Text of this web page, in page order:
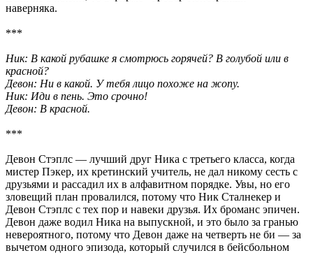
наверняка.
***
Ник: В какой рубашке я смотрюсь горячей? В голубой или в
красной?
Девон: Ни в какой. У тебя лицо похоже на жопу.
Ник: Иди в пень. Это срочно!
Девон: В красной.
***
Девон Стэплс — лучший друг Ника с третьего класса, когда
мистер Пэкер, их кретинский учитель, не дал никому сесть с
друзьями и рассадил их в алфавитном порядке. Увы, но его
зловещий план провалился, потому что Ник Сталнекер и
Девон Стэплс с тех пор и навеки друзья. Их броманс эпичен.
Девон даже водил Ника на выпускной, и это было за гранью
невероятного, потому что Девон даже на четверть не би — за
вычетом одного эпизода, который случился в бейсбольном